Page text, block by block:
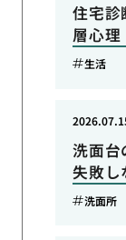
住宅診
層心理
生活
洗面台
失敗し
洗面所